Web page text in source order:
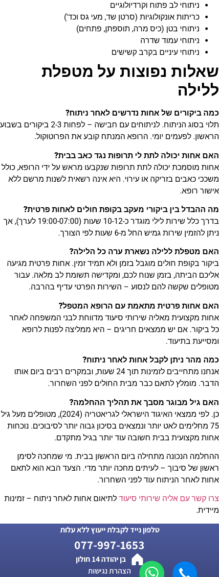
ניתוחי לב פתוח וקרדיולוגיים
כריתות אונקולוגיות (סרטן שד, מעי גס וכד')
ניתוחי בטן (כיס מרה, תוספתן, פתחים)
ניתוחי עמוד שדרה
ניתוחי עיניים בקרב קשישים
שאלות נפוצות על מטפלת
ללילה
כמה ביקורים של אחות נדרשים לאחר ניתוח?
תלוי בסוג הניתוח. לניתוחים עם חבישה – לפחות 2-3 ביקורים בשבוע
הראשון. לפעמים יומי. הרופא המנתח קובע את הפרוטוקול.
האם אחות יכולה לתת לי תרופות נגד כאב בבית?
אחות מוסמכת יכולה לתת תרופות שנקבעו מראש על ידי הרופא, כולל
משככי כאבים בזריקה או עירוי. היא אינה רשאית לשנות מרשם ללא
אישור רופא.
מה ההבדל בין ביקורי מעקב בקופת חולים לאחות פרטית?
בדרך כלל שירות לילי מוגדר כ-10-12 שעות (19:00-07:00 לערך), אך
ניתן להזמין שירות גמיש החל מ-6 שעות לפי הצורך.
האם מטפלת ללילה נשארת ערה כל הלילה?
ביקור בקופת חולים מוגבל בזמן ולא תמיד זמין. אחות פרטית מגיעה
אליכם הביתה, בזמן שנוח לכם, ומקדישה תשומת לב מלאה. עבור
מטופלים שקשה להם לנסוע – השירות הפרטי עדיף בהרבה.
האם אחות פרטית מתאמת עם הרופא המטפל?
אחות מקצועית מאליה שירותי סיעוד מדווחת לבני המשפחה לאחר
כל ביקור. אם יש ממצאים חריגים – היא ממליצה לפנות לרופא
ומסייעת בתיעוד.
כמה מהר ניתן לקבל אחות לאחר ניתוח?
אנחנו מתחייבים לזמינות תוך 24 שעות, ובמקרים רבים ביום אותו
הדבר. מומלץ לתאם כבר מבית החולים לפני השחרור.
האם גיל מבוגר מסבך את תהליך ההחלמה?
כן. לפי ממצאי האיגוד הישראלי לגריאטריה (2024), מטופלים מעל גיל
75 מחלימים לאט יותר ונמצאים בסיכון גבוה יותר לסיבוכים. נוכחות
אחות מקצועית בבית חשובה עוד יותר בגיל מתקדם.
ההחלמה הנכונה מתחילה ביום הראשון בבית. מי שמחכה לסימן
ראשון של סיבוך – לעיתים מחכה יותר מדי. הצעד הבא הוא לתאם
אחות לאחר הניתוח עוד לפני השחרור.
צרו קשר עם אליה שירותי סיעוד לתיאום אחות לאחר ניתוח – זמינות
מיידית.
טלפון נייד לקבלת ייעוץ ללא עלות
077-997-1653
בן יהודה 14 חולון
הצהרת נגישות